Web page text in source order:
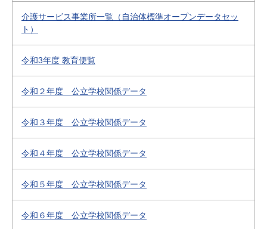
介護サービス事業所一覧（自治体標準オープンデータセッ
ト）
令和3年度 教育便覧
令和２年度 公立学校関係データ
令和３年度 公立学校関係データ
令和４年度 公立学校関係データ
令和５年度 公立学校関係データ
令和６年度 公立学校関係データ